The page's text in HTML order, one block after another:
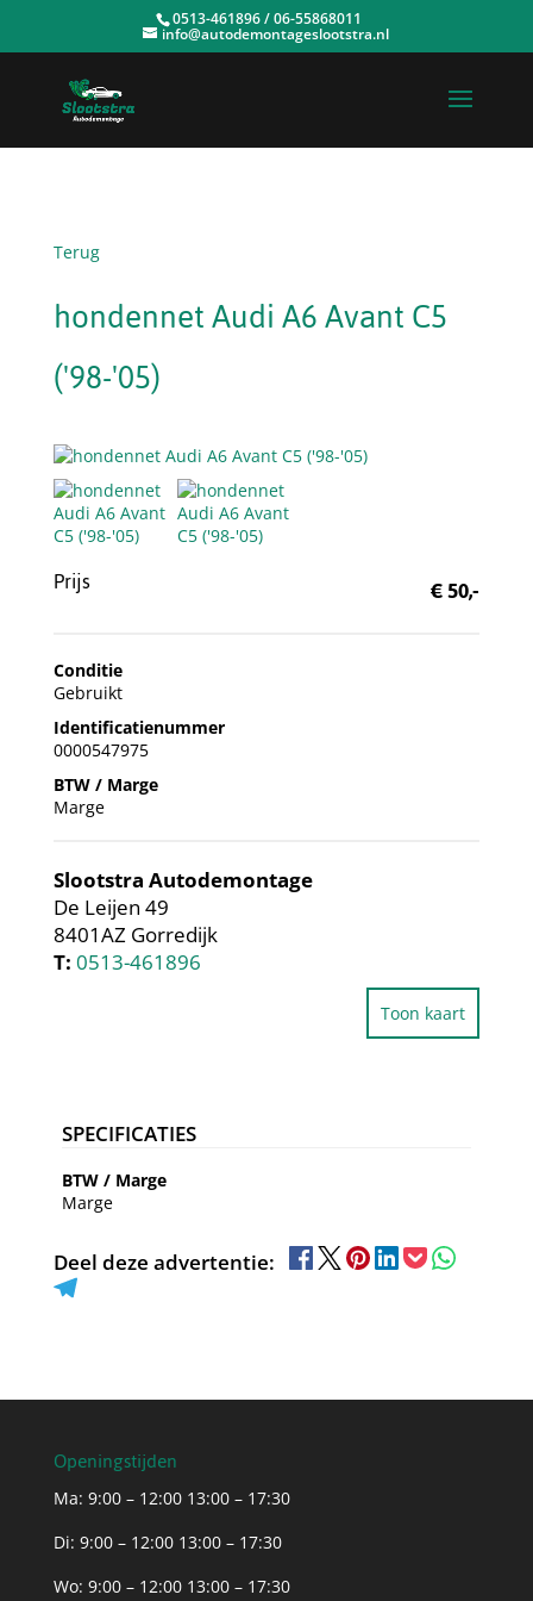
0513-461896 / 06-55868011
info@autodemontageslootstra.nl
Terug
hondennet Audi A6 Avant C5
('98-'05)
Prijs € 50,-
Conditie
Gebruikt
Identificatienummer
0000547975
BTW / Marge
Marge
Slootstra Autodemontage
De Leijen 49
8401AZ Gorredijk
T: 0513-461896
Toon kaart
SPECIFICATIES
BTW / Marge
Marge
Deel deze advertentie:
Openingstijden
Ma: 9:00 – 12:00 13:00 – 17:30
Di: 9:00 – 12:00 13:00 – 17:30
Wo: 9:00 – 12:00 13:00 – 17:30